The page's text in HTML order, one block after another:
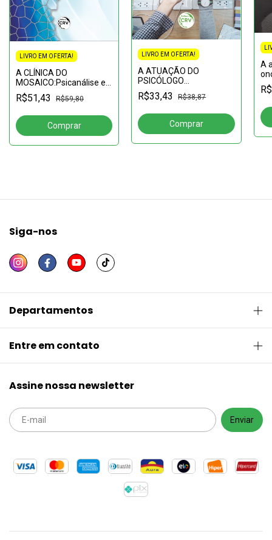
LIVRO EM OFERTA!
A CLÍNICA DO
MOSAICO:Psicanálise e
Esclerose Lateral
Amiotrófica
R$51,43 R$59,80
LIVRO EM OFERTA!
A ATUAÇÃO DO
PSICÓLOGO
ORGANIZACIONAL E DO
TRABALHO – UMA
MOTIVAÇÃO NO
AMBIENTE DE
R$33,43 R$38,87
A
Siga-nos
Departamentos
Entre em contato
Assine nossa newsletter